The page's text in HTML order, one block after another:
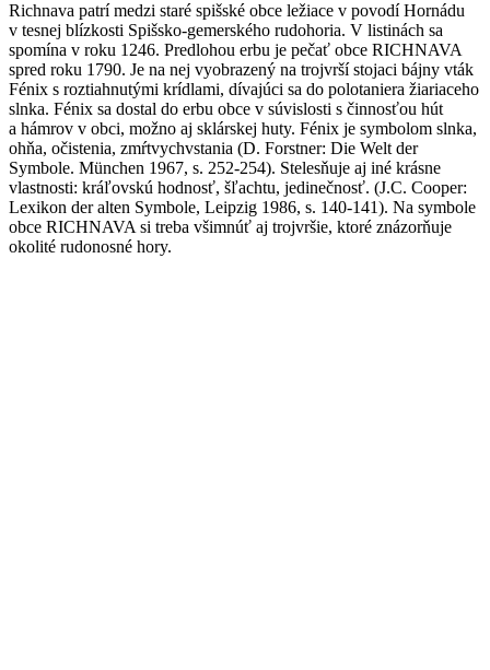
Richnava patrí medzi staré spišské obce ležiace v povodí Hornádu
v tesnej blízkosti Spišsko-gemerského rudohoria. V listinách sa
spomína v roku 1246. Predlohou erbu je pečať obce RICHNAVA
spred roku 1790. Je na nej vyobrazený na trojvrší stojaci bájny vták
Fénix s roztiahnutými krídlami, dívajúci sa do polotaniera žiariaceho
slnka. Fénix sa dostal do erbu obce v súvislosti s činnosťou hút
a hámrov v obci, možno aj sklárskej huty. Fénix je symbolom slnka,
ohňa, očistenia, zmŕtvychvstania (D. Forstner: Die Welt der
Symbole. München 1967, s. 252-254). Stelesňuje aj iné krásne
vlastnosti: kráľovskú hodnosť, šľachtu, jedinečnosť. (J.C. Cooper:
Lexikon der alten Symbole, Leipzig 1986, s. 140-141). Na symbole
obce RICHNAVA si treba všimnúť aj trojvršie, ktoré znázorňuje
okolité rudonosné hory.